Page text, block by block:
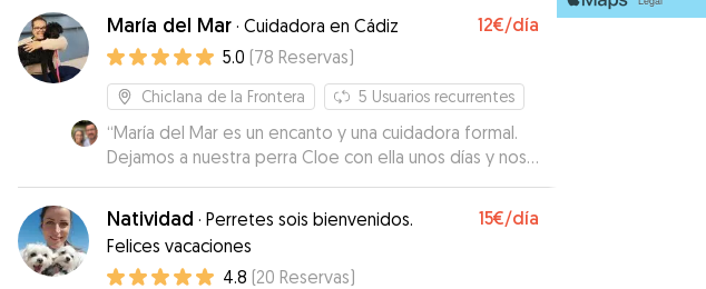
muchísimo la entrega de mi perro. Tanto ella como su
pareja han sido muy amables y muy cariñosos con mi
perro. Se nota el cariño que tienen hacia los animales,
tuve la tranquilidad de que mi perro estaba siendo
muy bien cuidado. Muchas gracias por todo Laura 😘”
María del Mar · Cuidadora en Cádiz 12€/día
5.0 (78 Reservas)
Chiclana de la Frontera 5 Usuarios recurrentes
“María del Mar es un encanto y una cuidadora formal.
Dejamos a nuestra perra Cloe con ella unos días y nos
ha dado reporte con fotos y vídeos además de
contestar a nuestras preguntas. Cloe se lo ha pasado
pipa y ha estado muy bien cuidada. La recomiendo. ”
Natividad · Perretes sois bienvenidos.
Felices vacaciones
15€/día
4.8 (20 Reservas)